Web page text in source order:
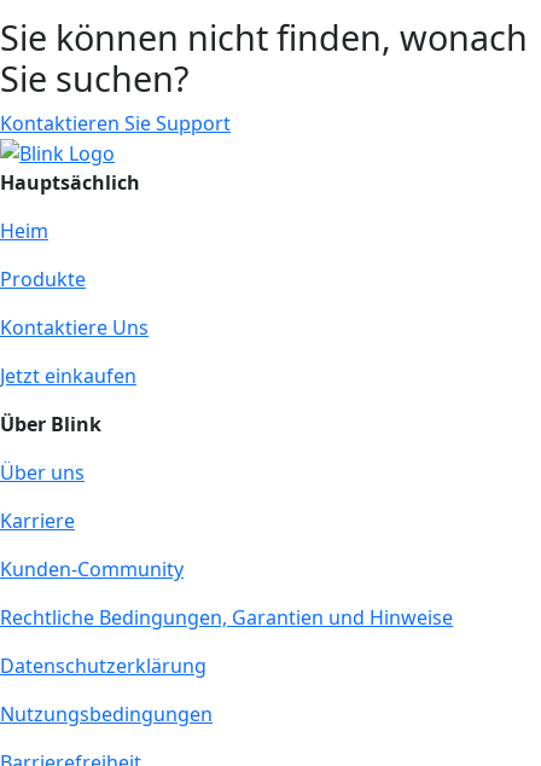
Sie können nicht finden, wonach
Sie suchen?
Kontaktieren Sie Support
Hauptsächlich
Heim
Produkte
Kontaktiere Uns
Jetzt einkaufen
Über Blink
Über uns
Karriere
Kunden-Community
Rechtliche Bedingungen, Garantien und Hinweise
Datenschutzerklärung
Nutzungsbedingungen